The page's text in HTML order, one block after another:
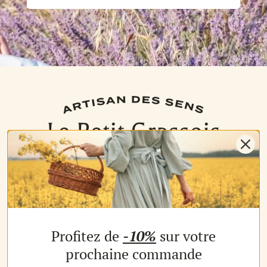
Les parfums
MON COMPTE
Espace client
Profitez de -10% sur votre
prochaine commande